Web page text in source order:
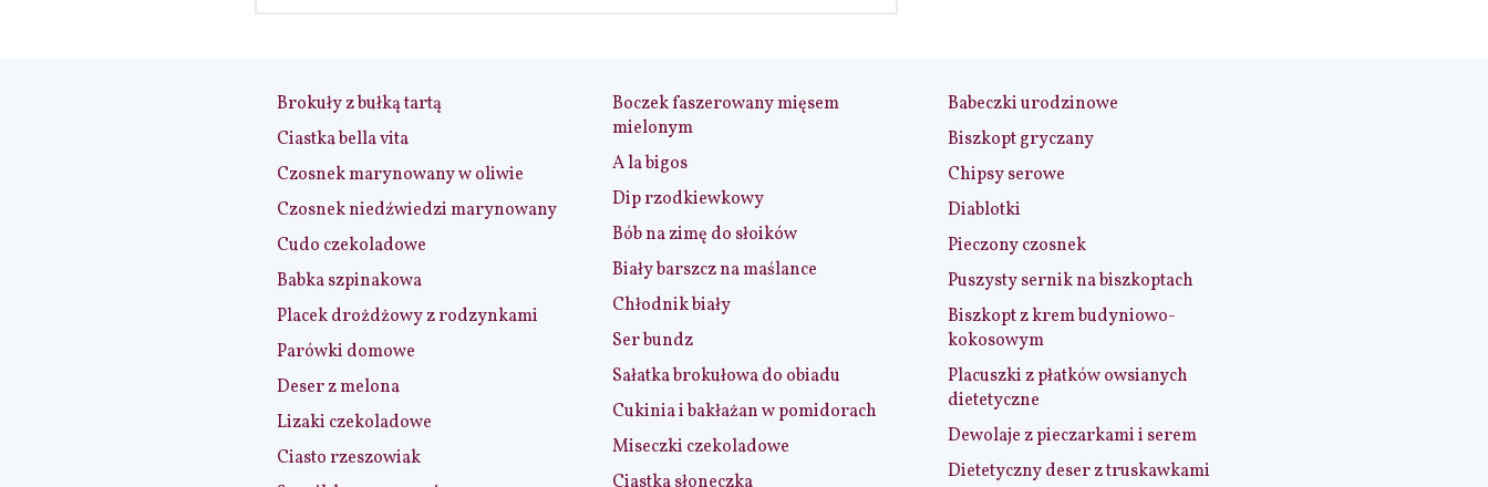
Brokuły z bułką tartą
Ciastka bella vita
Czosnek marynowany w oliwie
Czosnek niedźwiedzi marynowany
Cudo czekoladowe
Babka szpinakowa
Placek drożdżowy z rodzynkami
Parówki domowe
Deser z melona
Lizaki czekoladowe
Ciasto rzeszowiak
Boczek faszerowany mięsem
mielonym
A la bigos
Dip rzodkiewkowy
Bób na zimę do słoików
Biały barszcz na maślance
Chłodnik biały
Ser bundz
Sałatka brokułowa do obiadu
Cukinia i bakłażan w pomidorach
Miseczki czekoladowe
Babeczki urodzinowe
Biszkopt gryczany
Chipsy serowe
Diablotki
Pieczony czosnek
Puszysty sernik na biszkoptach
Biszkopt z krem budyniowo-
kokosowym
Placuszki z płatków owsianych
dietetyczne
Dewolaje z pieczarkami i serem
Dietetyczny deser z truskawkami